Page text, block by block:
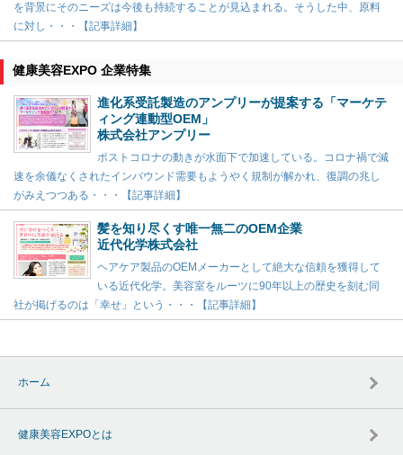
を背景にそのニーズは今後も持続することが見込まれる。そうした中、原料
に対し・・・【記事詳細】
健康美容EXPO 企業特集
進化系受託製造のアンプリーが提案する「マーケテ
ィング連動型OEM」
株式会社アンプリー
ポストコロナの動きが水面下で加速している。コロナ禍で減
速を余儀なくされたインバウンド需要もようやく規制が解かれ、復調の兆し
がみえつつある・・・【記事詳細】
髪を知り尽くす唯一無二のOEM企業
近代化学株式会社
ヘアケア製品のOEMメーカーとして絶大な信頼を獲得して
いる近代化学。美容室をルーツに90年以上の歴史を刻む同
社が掲げるのは「幸せ」という・・・【記事詳細】
ホーム
健康美容EXPOとは